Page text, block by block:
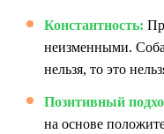
Константность:
неизменными.
нельзя, то это
Позитивный
на основе